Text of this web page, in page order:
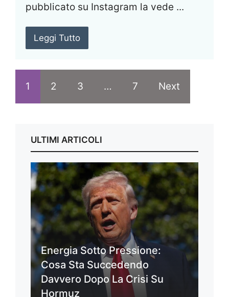
pubblicato su Instagram la vede ...
Leggi Tutto
1 2 3 … 7 Next
ULTIMI ARTICOLI
Energia Sotto Pressione:
Cosa Sta Succedendo
Davvero Dopo La Crisi Su
Hormuz